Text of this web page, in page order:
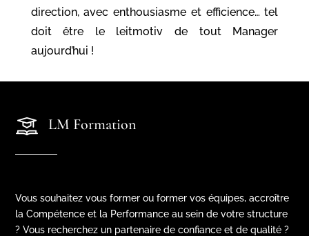
direction, avec enthousiasme et efficience… tel
doit être le leitmotiv de tout Manager
aujourd’hui !
LM Formation
Vous souhaitez vous former ou former vos équipes, accroître
la Compétence et la Performance au sein de votre structure
? Vous recherchez un partenaire de confiance et de qualité ?